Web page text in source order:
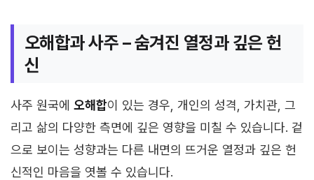
오해합과 사주 – 숨겨진 열정과 깊은 헌
신
사주 원국에 오해합이 있는 경우, 개인의 성격, 가치관, 그
리고 삶의 다양한 측면에 깊은 영향을 미칠 수 있습니다. 겉
으로 보이는 성향과는 다른 내면의 뜨거운 열정과 깊은 헌
신적인 마음을 엿볼 수 있습니다.